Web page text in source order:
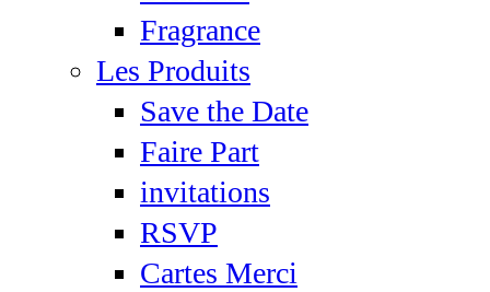
Fragrance
Les Produits
Save the Date
Faire Part
invitations
RSVP
Cartes Merci